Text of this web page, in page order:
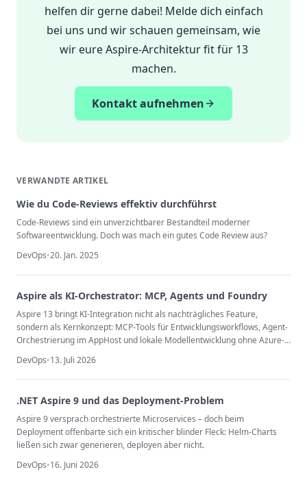
helfen dir gerne dabei! Melde dich einfach
bei uns und wir schauen gemeinsam, wie
wir eure Aspire-Architektur fit für 13
machen.
Kontakt aufnehmen
VERWANDTE ARTIKEL
Wie du Code-Reviews effektiv durchführst
Code-Reviews sind ein unverzichtbarer Bestandteil moderner
Softwareentwicklung. Doch was mach ein gutes Code Review aus?
DevOps•20. Jan. 2025
Aspire als KI-Orchestrator: MCP, Agents und Foundry
Aspire 13 bringt KI-Integration nicht als nachträgliches Feature,
sondern als Kernkonzept: MCP-Tools für Entwicklungsworkflows, Agent-
Orchestrierung im AppHost und lokale Modellentwicklung ohne Azure-
DevOps•13. Juli 2026
.NET Aspire 9 und das Deployment-Problem
Aspire 9 versprach orchestrierte Microservices – doch beim
Deployment offenbarte sich ein kritischer blinder Fleck: Helm-Charts
ließen sich zwar generieren, deployen aber nicht.
DevOps•16. Juni 2026